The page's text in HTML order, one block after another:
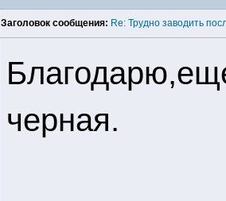
Заголовок сообщения: Re: Трудно заводить
черная.